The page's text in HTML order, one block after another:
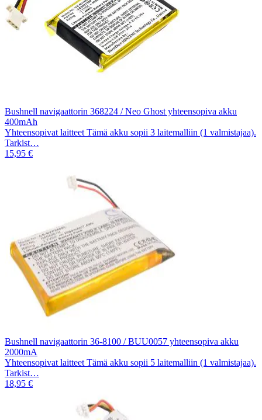
Bushnell navigaattorin 368224 / Neo Ghost yhteensopiva akku
400mAh
Yhteensopivat laitteet Tämä akku sopii 3 laitemalliin (1 valmistajaa).
Tarkist…
15,95 €
Bushnell navigaattorin 36-8100 / BUU0057 yhteensopiva akku
2000mA
Yhteensopivat laitteet Tämä akku sopii 5 laitemalliin (1 valmistajaa).
Tarkist…
18,95 €